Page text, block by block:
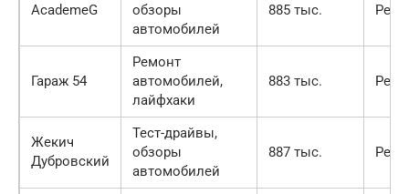
AcademeG
обзоры
автомобилей
885 тыс.
Гараж 54
Ремонт
автомобилей,
лайфхаки
883 тыс.
Жекич
Дубровский
Тест-драйвы,
обзоры
автомобилей
887 тыс.